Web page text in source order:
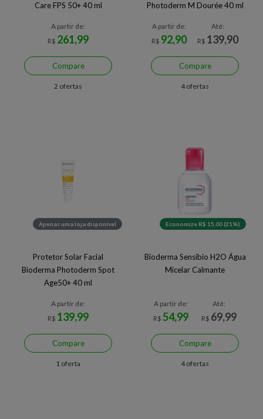
Care FPS 50+ 40 ml
A partir de:
R$ 261,99
Compare
2 ofertas
Photoderm M Dourée 40 ml
A partir de:
R$ 92,90
Até:
R$ 139,90
Compare
4 ofertas
Apenas uma loja disponível
Protetor Solar Facial
Bioderma Photoderm Spot
Age50+ 40 ml
A partir de:
R$ 139,99
Compare
1 oferta
Economize R$ 15,00 (21%)
Bioderma Sensibio H2O Água
Micelar Calmante
A partir de:
R$54,99
Até:
R$ 69,99
Compare
4 ofertas